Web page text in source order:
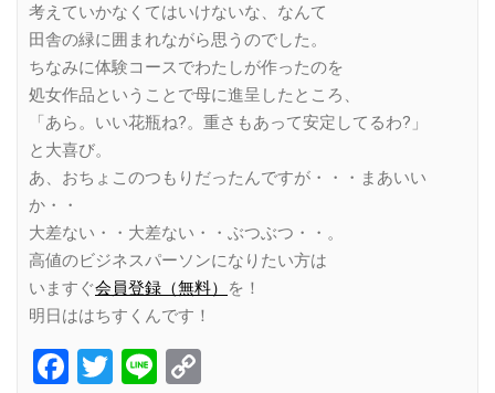
考えていかなくてはいけないな、なんて
田舎の緑に囲まれながら思うのでした。
ちなみに体験コースでわたしが作ったのを
処女作品ということで母に進呈したところ、
「あら。いい花瓶ね?。重さもあって安定してるわ?」
と大喜び。
あ、おちょこのつもりだったんですが・・・まあいい
か・・
大差ない・・大差ない・・ぶつぶつ・・。
高値のビジネスパーソンになりたい方は
いますぐ会員登録（無料）
を！
明日ははちすくんです！
Facebook
Twitter
Line